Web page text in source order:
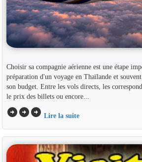
Choisir sa compagnie aérienne est une étape
préparation d'un voyage en Thaïlande et
son budget. Entre les vols directs, les
le prix des billets ou encore...
arrow_circle_rightarrow_circle_rightarrow_circle_right Lire la suite